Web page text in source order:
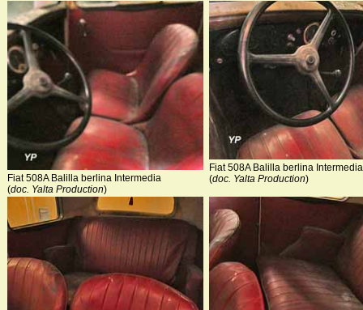
Fiat 508A Balilla berlina Intermedia
(doc. Yalta Production)
Fiat 508A Balilla berlina Intermedia
(doc. Yalta Production)